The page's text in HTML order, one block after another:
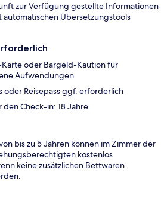
zur Verfügung gestellte Informationen
Übersetzungstools
oder Bargeld-Kaution für
Aufwendungen
oder Reisepass ggf. erforderlich
Check-in: 18 Jahre
bis zu 5 Jahren können im Zimmer der
kostenlos
keine zusätzlichen Bettwaren